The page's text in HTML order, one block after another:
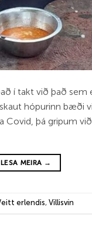
í takt við það sem
hóp­ur­inn bæði
Covid, þá grip­um
LESA MEIRA →
erlendis, Villisvín